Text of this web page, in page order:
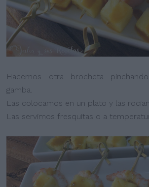
Hacemos otra brocheta
gamba.
Las colocamos en un plato y las
Las servimos fresquitas o a